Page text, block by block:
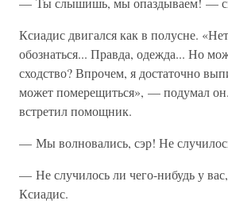
Ксиадис двигался как в полусне.
обознаться... Правда, одежда... Но
сходство? Впрочем, я достаточно
может померещиться», — подумал
встретил помощник.
— Мы волновались, сэр! Не
— Не случилось ли чего-нибудь у
Ксиадис.